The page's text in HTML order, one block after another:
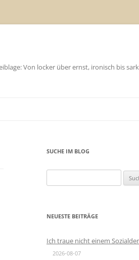
Von locker über ernst, ironisch bis
SUCHE IM BLOG
nach:
NEUESTE BEITRÄGE
Ich traue nicht einem
2026-08-07